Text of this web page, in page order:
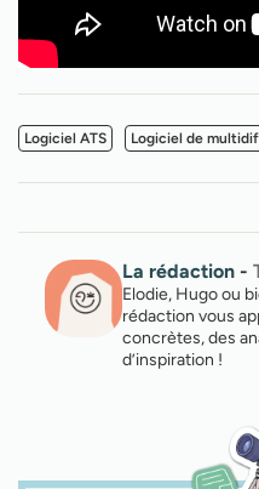
Logiciel ATS Logiciel de
La rédaction -
Elodie, Hugo ou
rédaction vous
concrètes, des
d’inspiration !